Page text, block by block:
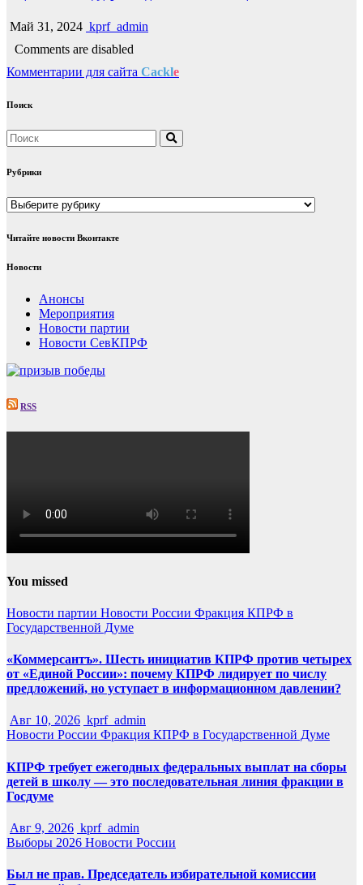
Май 31, 2024 kprf_admin
Comments are disabled
Комментарии для сайта Cackle
Поиск
Рубрики
Рубрики
Читайте новости Вконтакте
Новости
Анонсы
Мероприятия
Новости партии
Новости СевКПРФ
RSS
You missed
Новости партии Новости России Фракция КПРФ в
Государственной Думе
«Коммерсантъ». Шесть инициатив КПРФ против четырех
от «Единой России»: почему КПРФ лидирует по числу
предложений, но уступает в информационном давлении?
Авг 10, 2026 kprf_admin
Новости России Фракция КПРФ в Государственной Думе
КПРФ требует ежегодных федеральных выплат на сборы
детей в школу — это последовательная линия фракции в
Госдуме
Авг 9, 2026 kprf_admin
Выборы 2026 Новости России
Был не прав. Председатель избирательной комиссии